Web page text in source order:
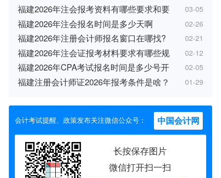
福建2026年注会报考资料有哪些要求和要 03-05
福建2026年注会报名时间是多少天啊 02-26
福建2026年注册会计师报名窗口在哪找? 02-21
福建2026年注会证报考材料要求有哪些规 02-12
福建2026年CPA考试报名时间是多少号开 02-05
福建注册会计师证2026年报考条件是啥？ 01-29
会计考试提醒、政策发布关注微信公众号： 中国会计网
长按保存图片
微信打开扫一扫